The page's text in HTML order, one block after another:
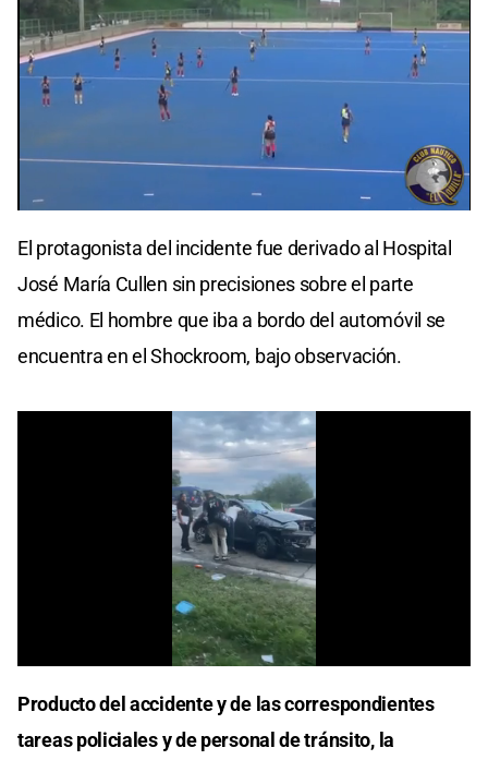
of
seconds
El protagonista del incidente fue derivado al Hospital
José María Cullen sin precisiones sobre el parte
médico. El hombre que iba a bordo del automóvil se
encuentra en el Shockroom, bajo observación.
18
Producto del accidente y de las correspondientes
tareas policiales y de personal de tránsito, la